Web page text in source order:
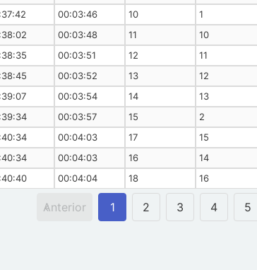
00:03:46 10 1
00:03:48 11 10
00:03:51 12 11
00:03:52 13 12
00:03:54 14 13
00:03:57 15 2
00:04:03 17 15
00:04:03 16 14
00:04:04 18 16
Anterior 1 2 3 4 5